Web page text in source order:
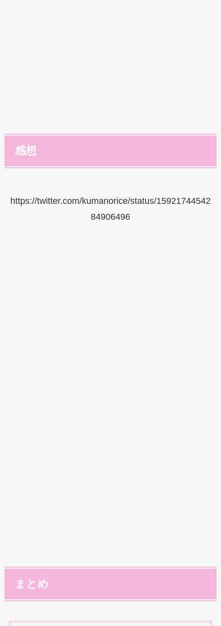
感想
https://twitter.com/kumanorice/status/15921744542
84906496
まとめ